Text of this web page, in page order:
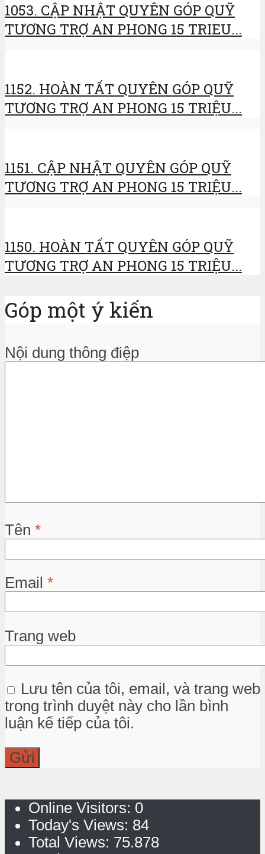
1053. CẬP NHẬT QUYÊN GÓP QUỸ
TƯƠNG TRỢ AN PHONG 15 TRIEU...
1152. HOÀN TẤT QUYÊN GÓP QUỸ
TƯƠNG TRỢ AN PHONG 15 TRIỆU...
1151. CẬP NHẬT QUYÊN GÓP QUỸ
TƯƠNG TRỢ AN PHONG 15 TRIỆU...
1150. HOÀN TẤT QUYÊN GÓP QUỸ
TƯƠNG TRỢ AN PHONG 15 TRIỆU...
Góp một ý kiến
Nội dung thông điệp
Tên *
Email *
Trang web
Lưu tên của tôi, email, và trang web
trong trình duyệt này cho lần bình
luận kế tiếp của tôi.
Online Visitors: 0
Today's Views: 84
Total Views: 75.878